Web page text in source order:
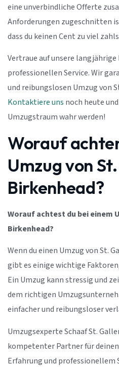
eine unverbindliche Offerte
Anforderungen zugeschnitten
dass du keinen Cent zu viel
Vertraue auf unsere langjährige
professionellen Service. Wir
und reibungslosen Umzug von
Kontaktiere uns noch heute
Umzugstraum wahr werden!
Worauf
Umzug von
Birkenhead?
Worauf achtest du bei einem
Birkenhead?
Wenn du einen Umzug von St.
gibt es einige wichtige
Ein Umzug kann stressig und
dem richtigen
einfacher und reibungsloser
Umzugsexperte Schaaf St.
kompetenter Partner für
Erfahrung und professionellem